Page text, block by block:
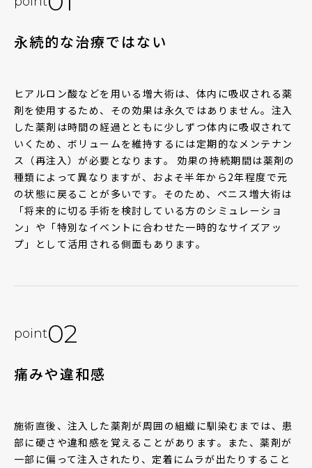
永続的な治療ではない
ヒアルロン酸などを用いる増大術は、体内に吸収される薬
剤を使用するため、その効果は永久ではありません。注入
した薬剤は時間の経過とともに少しずつ体内に吸収されて
いくため、ボリュームを維持するには定期的なメンテナン
ス（再注入）が必要となります。 効果の持続期間は薬剤の
種類によって異なりますが、およそ半年から2年程度で元
の状態に戻ることが多いです。そのため、ペニス増大術は
「将来的に切る手術を検討している方のシミュレーショ
ン」や「特別なイベントに合わせた一時的なサイズアッ
プ」として活用される側面もあります。
point02
痛みや違和感
施術直後、注入した薬剤が周囲の組織に馴染むまでは、患
部に硬さや違和感を覚えることがあります。また、薬剤が
一部に偏って注入されたり、定着にムラが出たりすること